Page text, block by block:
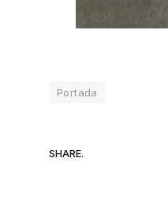
Portada
SHARE.